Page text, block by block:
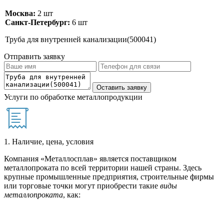
Москва: 2 шт
Санкт-Петербург: 6 шт
Труба для внутренней канализации(500041)
Отправить заявку
Услуги по обработке металлопродукции
1. Наличие, цена, условия
Компания «Металлосплав» является поставщиком
металлопроката по всей территории нашей страны. Здесь
крупные промышленные предприятия, строительные фирмы
или торговые точки могут приобрести такие виды
металлопроката, как: